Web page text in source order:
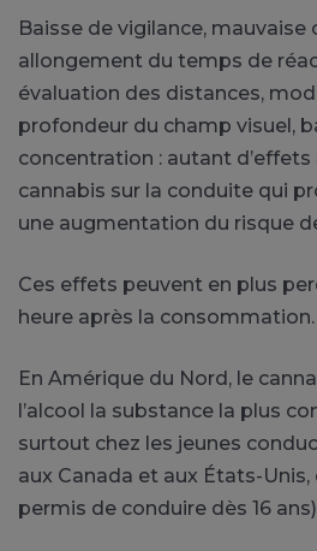
Baisse de vigilance, mauvaise
allongement du temps de
évaluation des distances,
profondeur du champ visuel,
concentration : autant
cannabis sur la conduite qui
une augmentation du risque
Ces effets peuvent en plus
heure après la consommation.
En Amérique du Nord, le
l’alcool la substance la plus
surtout chez les jeunes
aux Canada et aux États-
permis de conduire dès 16 ans)